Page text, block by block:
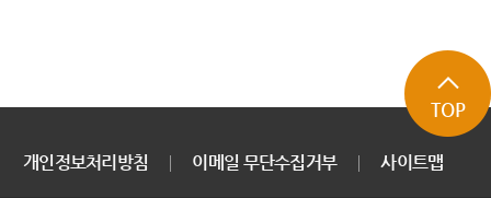
TOP
개인정보처리방침 이메일 무단수집거부 사이트맵